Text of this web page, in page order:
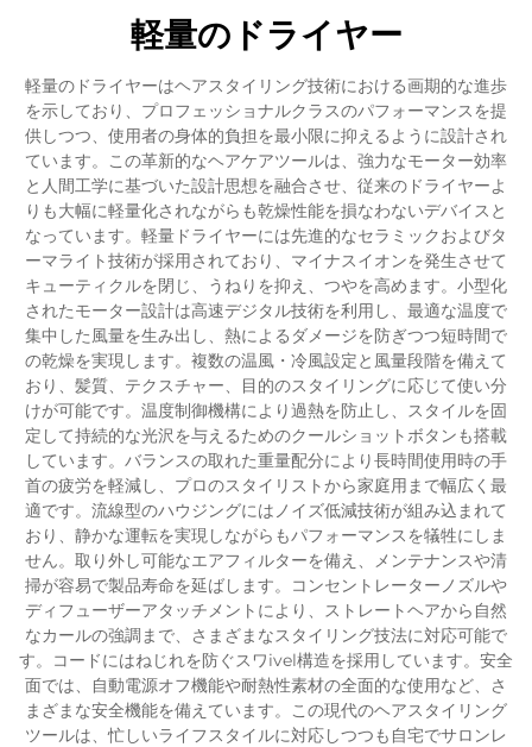
軽量のドライヤー
軽量のドライヤーはヘアスタイリング技術における画期的な進歩
を示しており、プロフェッショナルクラスのパフォーマンスを提
供しつつ、使用者の身体的負担を最小限に抑えるように設計され
ています。この革新的なヘアケアツールは、強力なモーター効率
と人間工学に基づいた設計思想を融合させ、従来のドライヤーよ
りも大幅に軽量化されながらも乾燥性能を損なわないデバイスと
なっています。軽量ドライヤーには先進的なセラミックおよびタ
ーマライト技術が採用されており、マイナスイオンを発生させて
キューティクルを閉じ、うねりを抑え、つやを高めます。小型化
されたモーター設計は高速デジタル技術を利用し、最適な温度で
集中した風量を生み出し、熱によるダメージを防ぎつつ短時間で
の乾燥を実現します。複数の温風・冷風設定と風量段階を備えて
おり、髪質、テクスチャー、目的のスタイリングに応じて使い分
けが可能です。温度制御機構により過熱を防止し、スタイルを固
定して持続的な光沢を与えるためのクールショットボタンも搭載
しています。バランスの取れた重量配分により長時間使用時の手
首の疲労を軽減し、プロのスタイリストから家庭用まで幅広く最
適です。流線型のハウジングにはノイズ低減技術が組み込まれて
おり、静かな運転を実現しながらもパフォーマンスを犠牲にしま
せん。取り外し可能なエアフィルターを備え、メンテナンスや清
掃が容易で製品寿命を延ばします。コンセントレーターノズルや
ディフューザーアタッチメントにより、ストレートヘアから自然
なカールの強調まで、さまざまなスタイリング技法に対応可能で
す。コードにはねじれを防ぐスワivel構造を採用しています。安全
面では、自動電源オフ機能や耐熱性素材の全面的な使用など、さ
まざまな安全機能を備えています。この現代のヘアスタイリング
ツールは、忙しいライフスタイルに対応しつつも自宅でサロンレ